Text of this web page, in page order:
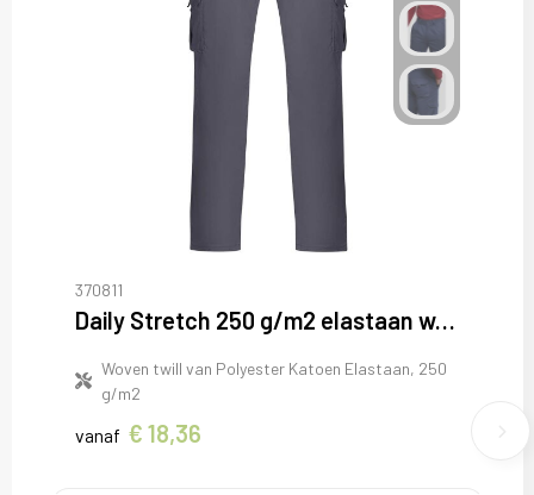
370811
Daily Stretch 250 g/m2 elastaan werkbroek
Woven twill van Polyester Katoen Elastaan, 250
g/m2
vanaf € 18,36